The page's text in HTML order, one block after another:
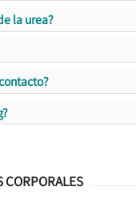
la urea?
CORPORALES